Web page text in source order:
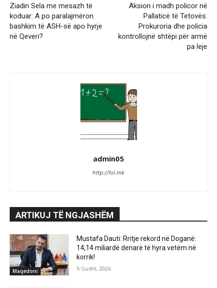
Ziadin Sela me mesazh të
koduar: A po paralajmëron
bashkim të ASH-së apo hyrje
në Qeveri?
Aksion i madh policor në
Pallaticë të Tetovës:
Prokuroria dhe policia
kontrollojnë shtëpi për armë
pa leje
admin05
http://fol.mk
ARTIKUJ TË NGJASHËM
Maqedoni
Mustafa Dauti: Rritje rekord në Doganë:
14,14 miliardë denarë të hyra vetëm në
korrik!
5 Gusht, 2026